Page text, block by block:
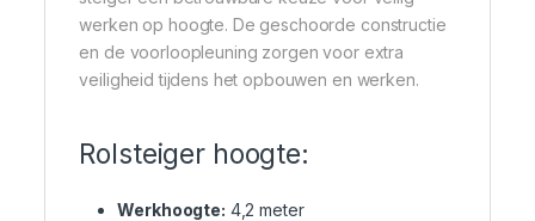
werken op hoogte. De geschoorde constructie
en de voorloopleuning zorgen voor extra
veiligheid tijdens het opbouwen en werken.
Rolsteiger hoogte:
Werkhoogte: 4,2 meter